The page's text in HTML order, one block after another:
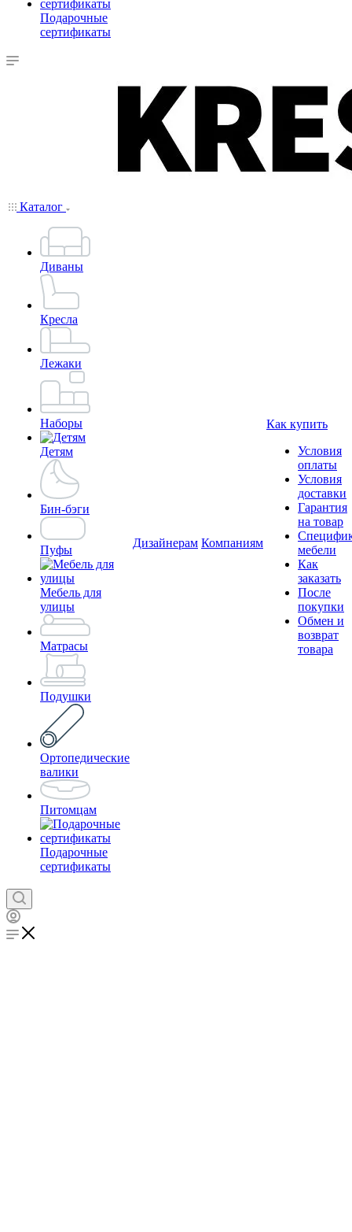
Подарочные
сертификаты
Каталог
Диваны
Кресла
Лежаки
Наборы
Детям
Бин-бэги
Пуфы
Мебель для
улицы
Матрасы
Подушки
Ортопедические
валики
Питомцам
Подарочные
сертификаты
Дизайнерам Компаниям
Как купить
Условия
оплаты
Условия
доставки
Гарантия
на товар
мебели
Как
заказать
После
покупки
Обмен и
возврат
товара